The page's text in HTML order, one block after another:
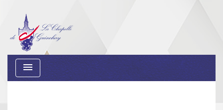
menu